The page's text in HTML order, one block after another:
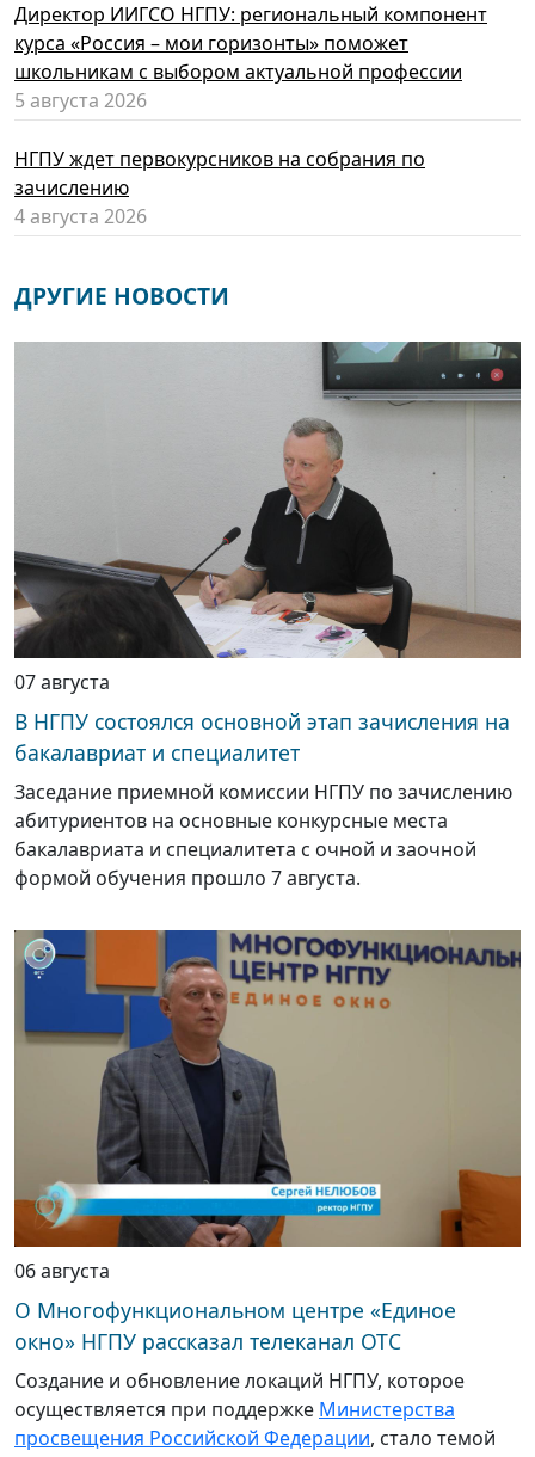
Директор ИИГСО НГПУ: региональный компонент
курса «Россия – мои горизонты» поможет
школьникам с выбором актуальной профессии
5 августа 2026
НГПУ ждет первокурсников на собрания по
зачислению
4 августа 2026
ДРУГИЕ НОВОСТИ
07 августа
В НГПУ состоялся основной этап зачисления на
бакалавриат и специалитет
Заседание приемной комиссии НГПУ по зачислению
абитуриентов на основные конкурсные места
бакалавриата и специалитета с очной и заочной
формой обучения прошло 7 августа.
06 августа
О Многофункциональном центре «Единое
окно» НГПУ рассказал телеканал ОТС
Создание и обновление локаций НГПУ, которое
осуществляется при поддержке Министерства
просвещения Российской Федерации, стало темой